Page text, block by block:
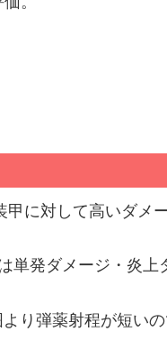
に対して高いダメ
発ダメージ・炎上
り弾薬射程が短い